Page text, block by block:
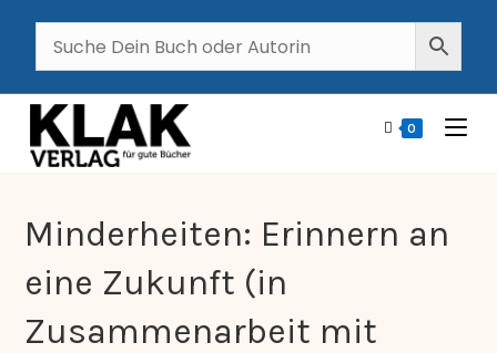
0
Minderheiten: Erinnern an
eine Zukunft (in
Zusammenarbeit mit